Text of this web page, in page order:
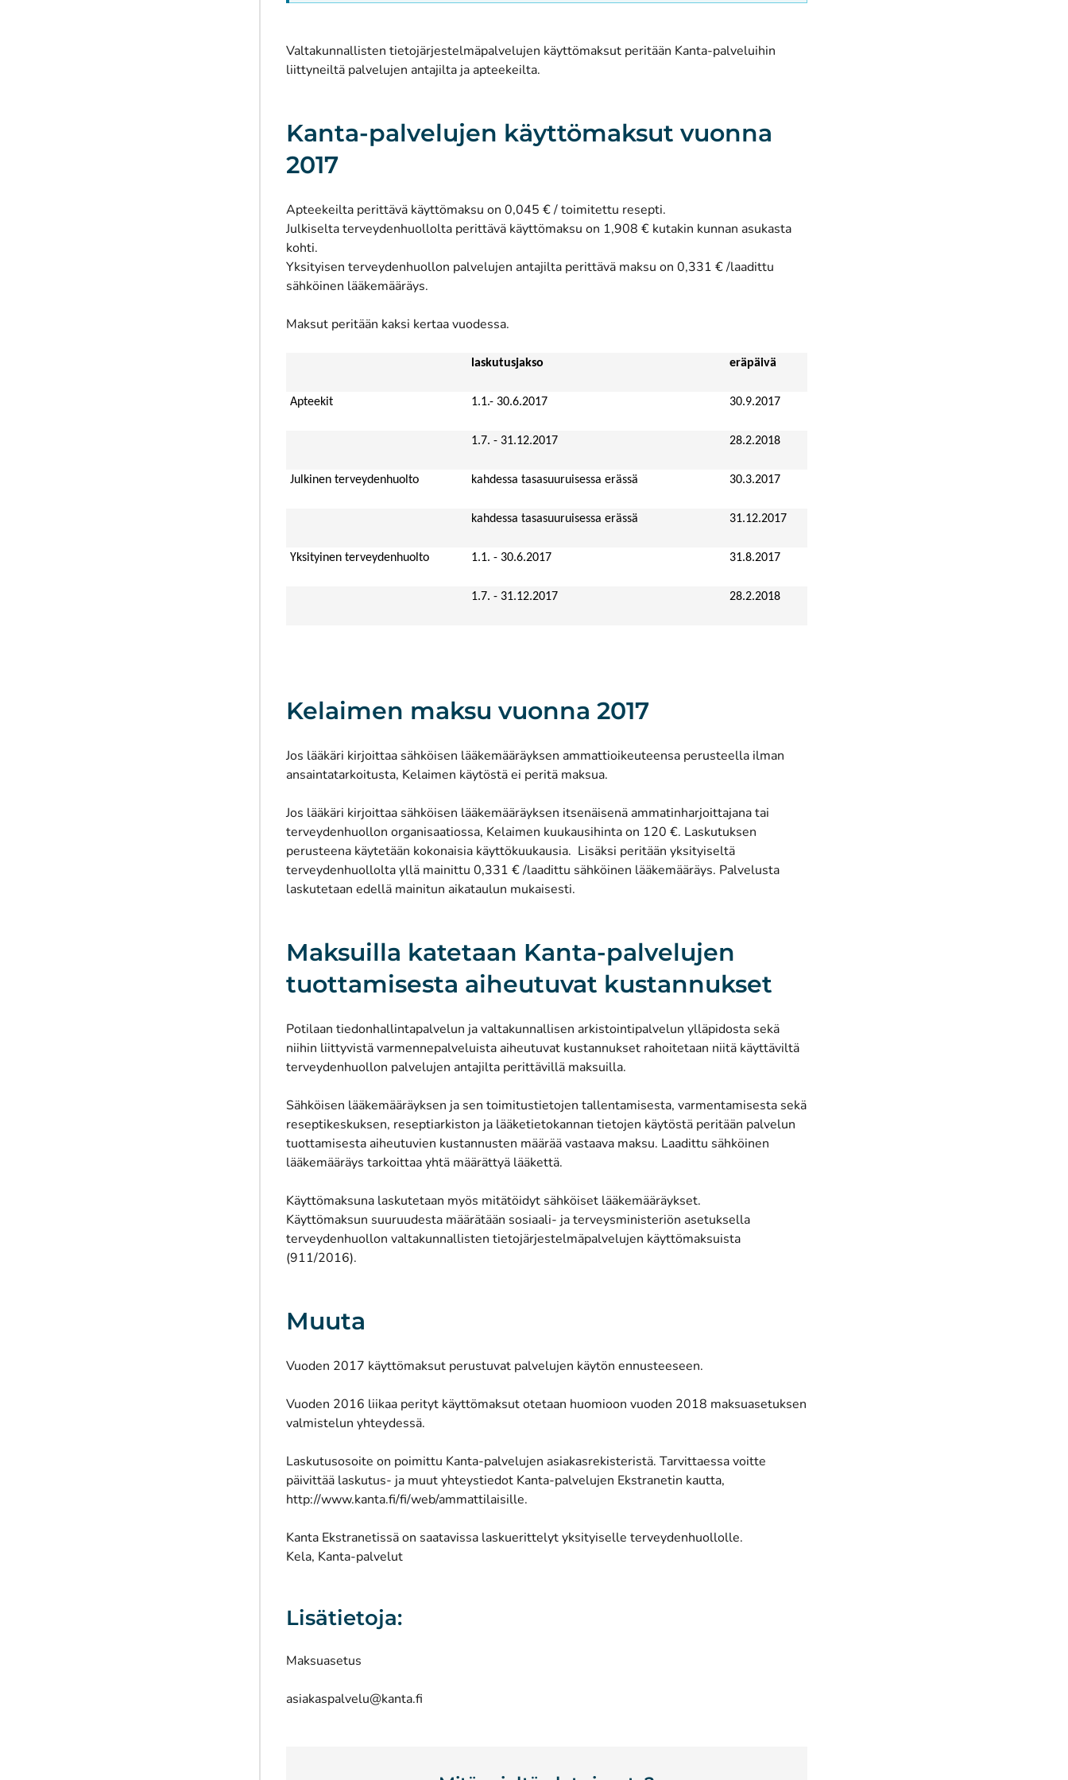
Valtakunnallisten tietojärjestelmäpalvelujen käyttömaksut peritään Kanta-palveluihin
liittyneiltä palvelujen antajilta ja apteekeilta.
Kanta-palvelujen käyttömaksut vuonna
2017
Apteekeilta perittävä käyttömaksu on 0,045 € / toimitettu resepti.
Julkiselta terveydenhuollolta perittävä käyttömaksu on 1,908 € kutakin kunnan asukasta
kohti.
Yksityisen terveydenhuollon palvelujen antajilta perittävä maksu on 0,331 € /laadittu
sähköinen lääkemääräys.
Maksut peritään kaksi kertaa vuodessa.
laskutusjakso eräpäivä
Apteekit 1.1.- 30.6.2017 30.9.2017
1.7. - 31.12.2017 28.2.2018
Julkinen terveydenhuolto kahdessa tasasuuruisessa erässä 30.3.2017
kahdessa tasasuuruisessa erässä 31.12.2017
Yksityinen terveydenhuolto 1.1. - 30.6.2017 31.8.2017
1.7. - 31.12.2017 28.2.2018
Kelaimen maksu vuonna 2017
Jos lääkäri kirjoittaa sähköisen lääkemääräyksen ammattioikeuteensa perusteella ilman
ansaintatarkoitusta, Kelaimen käytöstä ei peritä maksua.
Jos lääkäri kirjoittaa sähköisen lääkemääräyksen itsenäisenä ammatinharjoittajana tai
terveydenhuollon organisaatiossa, Kelaimen kuukausihinta on 120 €. Laskutuksen
perusteena käytetään kokonaisia käyttökuukausia. Lisäksi peritään yksityiseltä
terveydenhuollolta yllä mainittu 0,331 € /laadittu sähköinen lääkemääräys. Palvelusta
laskutetaan edellä mainitun aikataulun mukaisesti.
Maksuilla katetaan Kanta-palvelujen
tuottamisesta aiheutuvat kustannukset
Potilaan tiedonhallintapalvelun ja valtakunnallisen arkistointipalvelun ylläpidosta sekä
niihin liittyvistä varmennepalveluista aiheutuvat kustannukset rahoitetaan niitä käyttäviltä
terveydenhuollon palvelujen antajilta perittävillä maksuilla.
Sähköisen lääkemääräyksen ja sen toimitustietojen tallentamisesta, varmentamisesta sekä
reseptikeskuksen, reseptiarkiston ja lääketietokannan tietojen käytöstä peritään palvelun
tuottamisesta aiheutuvien kustannusten määrää vastaava maksu. Laadittu sähköinen
lääkemääräys tarkoittaa yhtä määrättyä lääkettä.
Käyttömaksuna laskutetaan myös mitätöidyt sähköiset lääkemääräykset.
Käyttömaksun suuruudesta määrätään sosiaali- ja terveysministeriön asetuksella
terveydenhuollon valtakunnallisten tietojärjestelmäpalvelujen käyttömaksuista
(911/2016).
Muuta
Vuoden 2017 käyttömaksut perustuvat palvelujen käytön ennusteeseen.
Vuoden 2016 liikaa perityt käyttömaksut otetaan huomioon vuoden 2018 maksuasetuksen
valmistelun yhteydessä.
Laskutusosoite on poimittu Kanta-palvelujen asiakasrekisteristä. Tarvittaessa voitte
päivittää laskutus- ja muut yhteystiedot Kanta-palvelujen Ekstranetin kautta,
http://www.kanta.fi/fi/web/ammattilaisille.
Kanta Ekstranetissä on saatavissa laskuerittelyt yksityiselle terveydenhuollolle.
Kela, Kanta-palvelut
Lisätietoja:
Maksuasetus
asiakaspalvelu@kanta.fi